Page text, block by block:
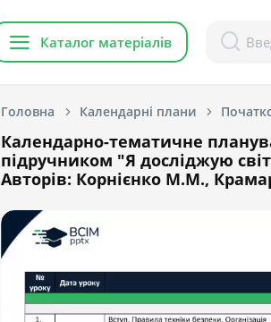
Каталог матеріалів
Головна Календарні плани
Календарно-тематичне
підручником "Я досліджую
Авторів: Корнієнко М.М.,